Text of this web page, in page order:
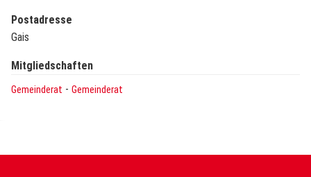
Postadresse
Gais
Mitgliedschaften
Gemeinderat - Gemeinderat